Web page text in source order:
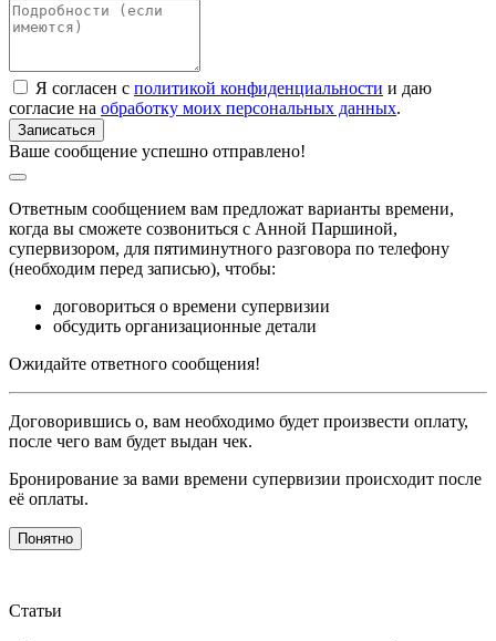
Я согласен с политикой конфиденциальности и даю
согласие на обработку моих персональных данных.
Ваше сообщение успешно отправлено!
Ответным сообщением вам предложат варианты времени,
когда вы сможете созвониться с Анной Паршиной,
супервизором, для пятиминутного разговора по телефону
(необходим перед записью), чтобы:
договориться о времени супервизии
обсудить организационные детали
Ожидайте ответного сообщения!
Договорившись о, вам необходимо будет произвести оплату,
после чего вам будет выдан чек.
Бронирование за вами времени супервизии происходит после
её оплаты.
Понятно
Статьи